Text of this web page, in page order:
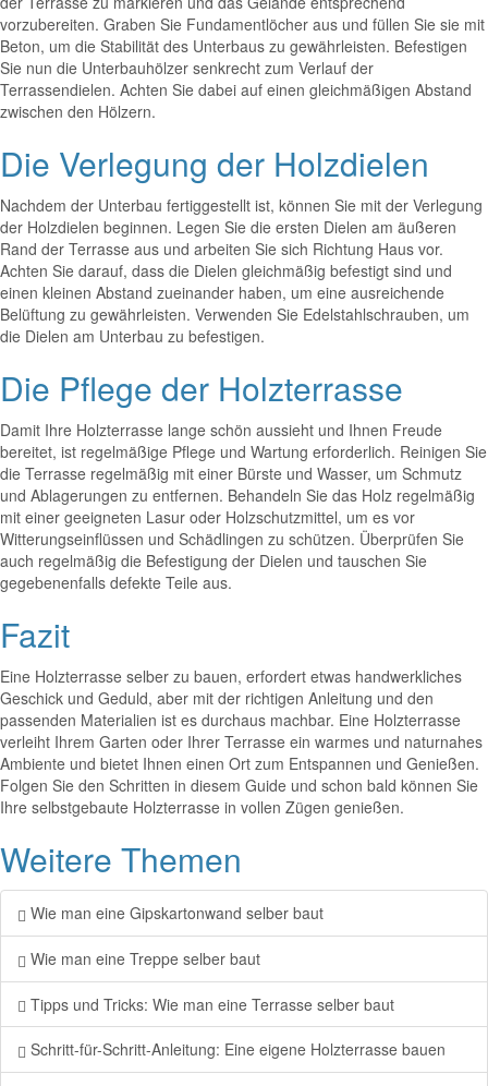
vorzubereiten. Graben Sie Fundamentlöcher aus und füllen Sie sie mit
Beton, um die Stabilität des Unterbaus zu gewährleisten. Befestigen
Sie nun die Unterbauhölzer senkrecht zum Verlauf der
Terrassendielen. Achten Sie dabei auf einen gleichmäßigen Abstand
zwischen den Hölzern.
Die Verlegung der Holzdielen
Nachdem der Unterbau fertiggestellt ist, können Sie mit der Verlegung
der Holzdielen beginnen. Legen Sie die ersten Dielen am äußeren
Rand der Terrasse aus und arbeiten Sie sich Richtung Haus vor.
Achten Sie darauf, dass die Dielen gleichmäßig befestigt sind und
einen kleinen Abstand zueinander haben, um eine ausreichende
Belüftung zu gewährleisten. Verwenden Sie Edelstahlschrauben, um
die Dielen am Unterbau zu befestigen.
Die Pflege der Holzterrasse
Damit Ihre Holzterrasse lange schön aussieht und Ihnen Freude
bereitet, ist regelmäßige Pflege und Wartung erforderlich. Reinigen Sie
die Terrasse regelmäßig mit einer Bürste und Wasser, um Schmutz
und Ablagerungen zu entfernen. Behandeln Sie das Holz regelmäßig
mit einer geeigneten Lasur oder Holzschutzmittel, um es vor
Witterungseinflüssen und Schädlingen zu schützen. Überprüfen Sie
auch regelmäßig die Befestigung der Dielen und tauschen Sie
gegebenenfalls defekte Teile aus.
Fazit
Eine Holzterrasse selber zu bauen, erfordert etwas handwerkliches
Geschick und Geduld, aber mit der richtigen Anleitung und den
passenden Materialien ist es durchaus machbar. Eine Holzterrasse
verleiht Ihrem Garten oder Ihrer Terrasse ein warmes und naturnahes
Ambiente und bietet Ihnen einen Ort zum Entspannen und Genießen.
Folgen Sie den Schritten in diesem Guide und schon bald können Sie
Ihre selbstgebaute Holzterrasse in vollen Zügen genießen.
Weitere Themen
Wie man eine Gipskartonwand selber baut
Wie man eine Treppe selber baut
Tipps und Tricks: Wie man eine Terrasse selber baut
Schritt-für-Schritt-Anleitung: Eine eigene Holzterrasse bauen